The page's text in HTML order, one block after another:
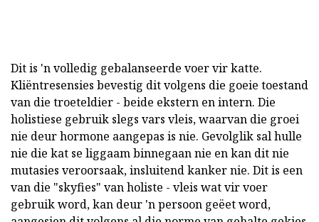
Dit is 'n volledig gebalanseerde voer vir katte.
Kliëntresensies bevestig dit volgens die goeie toestand
van die troeteldier - beide ekstern en intern. Die
holistiese gebruik slegs vars vleis, waarvan die groei
nie deur hormone aangepas is nie. Gevolglik sal hulle
nie die kat se liggaam binnegaan nie en kan dit nie
mutasies veroorsaak, insluitend kanker nie. Dit is een
van die "skyfies" van holiste - vleis wat vir voer
gebruik word, kan deur 'n persoon geëet word,